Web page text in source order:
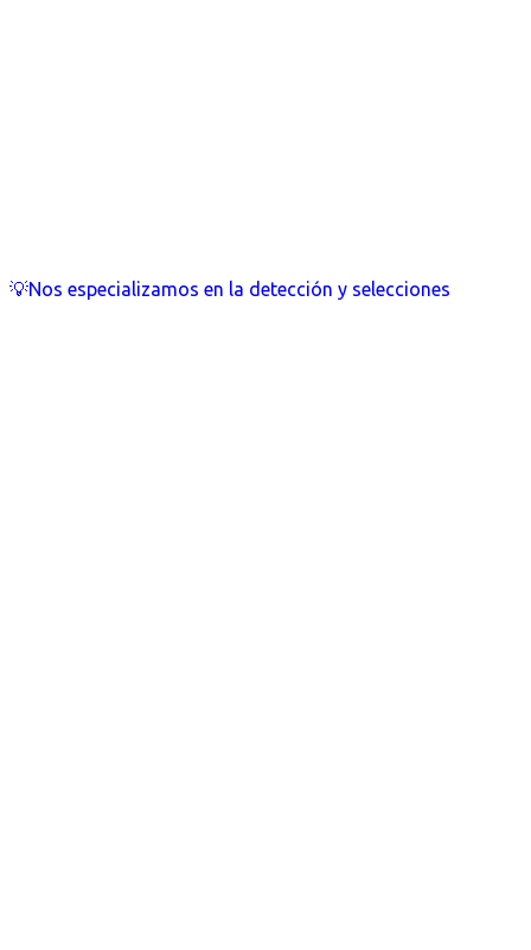
💡Nos especializamos en la detección y selecciones